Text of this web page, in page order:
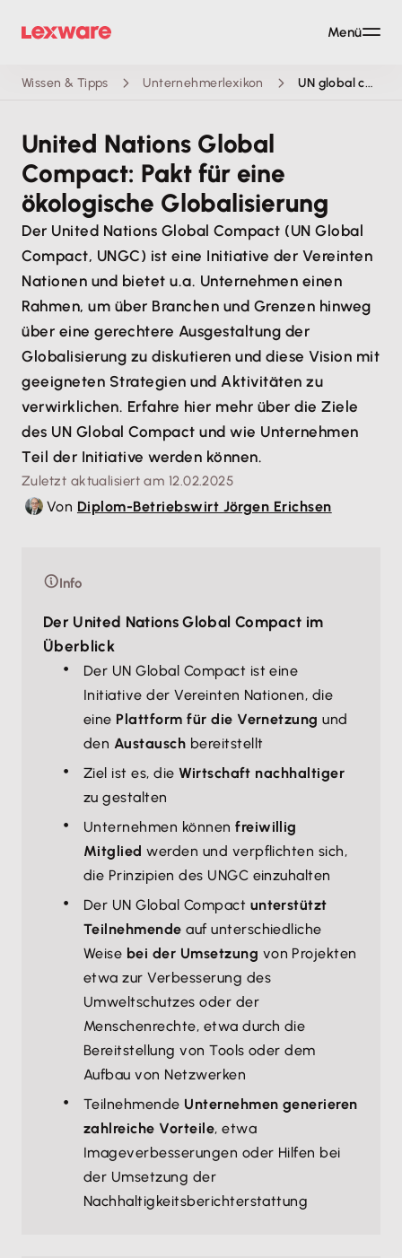
Wissen & Tipps Unternehmerlexikon UN global compact
United Nations Global
Compact: Pakt für eine
ökologische Globalisierung
Der United Nations Global Compact (UN Global
Compact, UNGC) ist eine Initiative der Vereinten
Nationen und bietet u.a. Unternehmen einen
Rahmen, um über Branchen und Grenzen hinweg
über eine gerechtere Ausgestaltung der
Globalisierung zu diskutieren und diese Vision mit
geeigneten Strategien und Aktivitäten zu
verwirklichen. Erfahre hier mehr über die Ziele
des UN Global Compact und wie Unternehmen
Teil der Initiative werden können.
Zuletzt aktualisiert am 12.02.2025
Von Diplom-Betriebswirt Jörgen Erichsen
Info
Der United Nations Global Compact im
Überblick
Der UN Global Compact ist eine
Initiative der Vereinten Nationen, die
eine Plattform für die Vernetzung und
den Austausch bereitstellt
Ziel ist es, dieWirtschaft nachhaltiger
zu gestalten
Unternehmen könnenfreiwillig
Mitglied werden und verpflichten sich,
die Prinzipien des UNGC einzuhalten
Der UN Global Compact unterstützt
Teilnehmende auf unterschiedliche
Weise bei der Umsetzung von Projekten
etwa zur Verbesserung des
Umweltschutzes oder der
Menschenrechte, etwa durch die
Bereitstellung von Tools oder dem
Aufbau von Netzwerken
Teilnehmende Unternehmen generieren
zahlreiche Vorteile, etwa
Imageverbesserungen oder Hilfen bei
der Umsetzung der
Nachhaltigkeitsberichterstattung
Menü